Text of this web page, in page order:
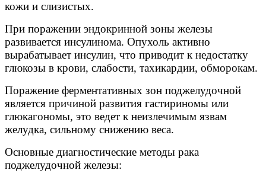
кожи и слизистых.
При поражении эндокринной зоны железы
развивается инсулинома. Опухоль активно
вырабатывает инсулин, что приводит к недостатку
глюкозы в крови, слабости, тахикардии, обморокам.
Поражение ферментативных зон поджелудочной
является причиной развития гастириномы или
глюкагономы, это ведет к неизлечимым язвам
желудка, сильному снижению веса.
Основные диагностические методы рака
поджелудочной железы: